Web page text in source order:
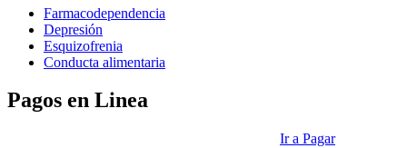
Farmacodependencia
Depresión
Esquizofrenia
Conducta alimentaria
Pagos en Linea
Ir a Pagar